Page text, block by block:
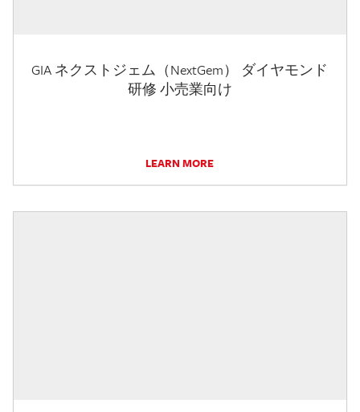
GIA ネクストジェム（NextGem） ダイヤモンド
研修 小売業向け
LEARN MORE